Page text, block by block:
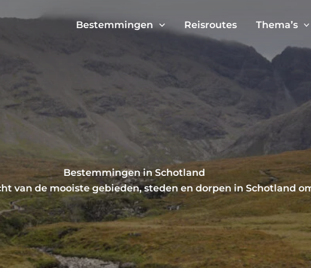
Bestemmingen Reisroutes Thema’s
Bestemmingen in Schotland
van de mooiste gebieden, steden en dorpen in Schotland